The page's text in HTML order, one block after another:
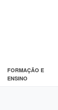
FORMAÇÃO E
ENSINO